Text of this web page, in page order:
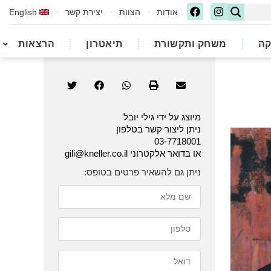
אודות הצוות יצירת קשר English
משחק ותקשורת תיאטרון הרצאות
מיוצג על ידי גילי יובל
ניתן ליצור קשר בטלפון
03-7718001
או בדואר אלקטרוני gili@kneller.co.il
ניתן גם להשאיר פרטים בטופס: